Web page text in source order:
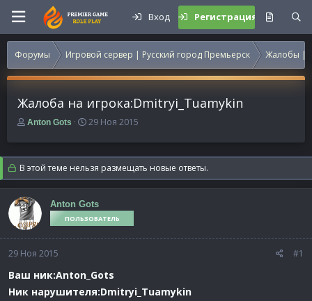
Вход Регистрация
Форумы Игровой сервер | Русский город Премьерск Жалобы |
Жалоба на игрока:Dmitryi_Tuamykin
А
т
о
р
т
е
м
ы
Anton Gots
Д
т
а
н
а
а
л
29 Ноя 2015
В этой теме нельзя размещать новые ответы.
Anton Gots
ПОЛЬЗОВАТЕЛЬ
29 Ноя 2015 #1
Ваш ник:Anton_Gots
Ник нарушителя:Dmitryi_Tuamykin